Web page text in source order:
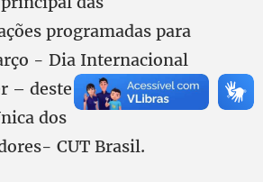
programadas para
- Dia Internacional
– deste ano, pela
dos
CUT Brasil.